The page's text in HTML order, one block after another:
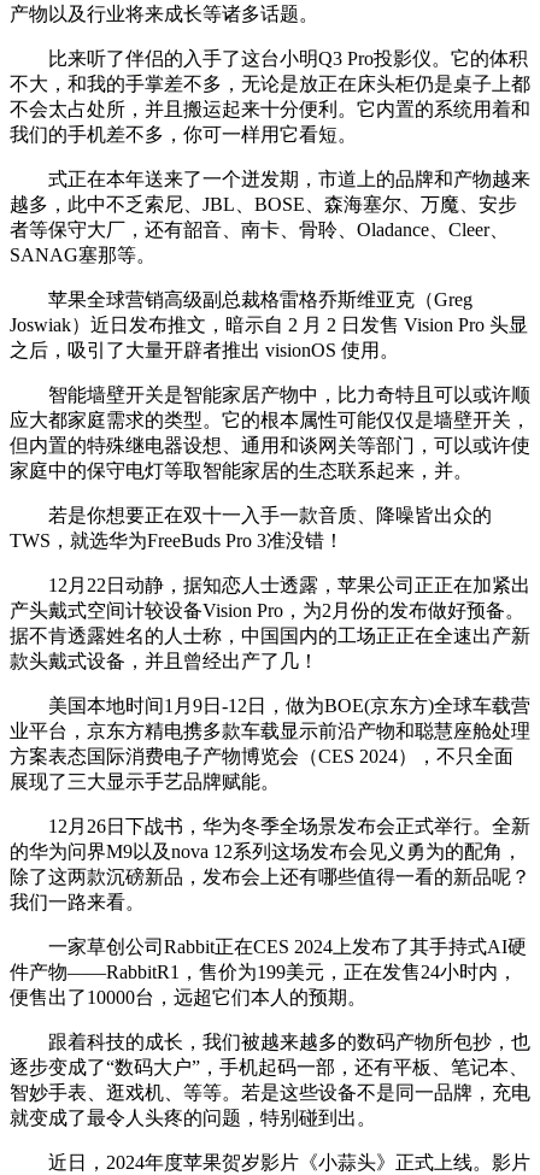
产物以及行业将来成长等诸多话题。
比来听了伴侣的入手了这台小明Q3 Pro投影仪。它的体积
不大，和我的手掌差不多，无论是放正在床头柜仍是桌子上都
不会太占处所，并且搬运起来十分便利。它内置的系统用着和
我们的手机差不多，你可一样用它看短。
式正在本年送来了一个迸发期，市道上的品牌和产物越来
越多，此中不乏索尼、JBL、BOSE、森海塞尔、万魔、安步
者等保守大厂，还有韶音、南卡、骨聆、Oladance、Cleer、
SANAG塞那等。
苹果全球营销高级副总裁格雷格乔斯维亚克（Greg
Joswiak）近日发布推文，暗示自 2 月 2 日发售 Vision Pro 头显
之后，吸引了大量开辟者推出 visionOS 使用。
智能墙壁开关是智能家居产物中，比力奇特且可以或许顺
应大都家庭需求的类型。它的根本属性可能仅仅是墙壁开关，
但内置的特殊继电器设想、通用和谈网关等部门，可以或许使
家庭中的保守电灯等取智能家居的生态联系起来，并。
若是你想要正在双十一入手一款音质、降噪皆出众的
TWS，就选华为FreeBuds Pro 3准没错！
12月22日动静，据知恋人士透露，苹果公司正正在加紧出
产头戴式空间计较设备Vision Pro，为2月份的发布做好预备。
据不肯透露姓名的人士称，中国国内的工场正正在全速出产新
款头戴式设备，并且曾经出产了几！
美国本地时间1月9日-12日，做为BOE(京东方)全球车载营
业平台，京东方精电携多款车载显示前沿产物和聪慧座舱处理
方案表态国际消费电子产物博览会（CES 2024），不只全面
展现了三大显示手艺品牌赋能。
12月26日下战书，华为冬季全场景发布会正式举行。全新
的华为问界M9以及nova 12系列这场发布会见义勇为的配角，
除了这两款沉磅新品，发布会上还有哪些值得一看的新品呢？
我们一路来看。
一家草创公司Rabbit正在CES 2024上发布了其手持式AI硬
件产物——RabbitR1，售价为199美元，正在发售24小时内，
便售出了10000台，远超它们本人的预期。
跟着科技的成长，我们被越来越多的数码产物所包抄，也
逐步变成了“数码大户”，手机起码一部，还有平板、笔记本、
智妙手表、逛戏机、等等。若是这些设备不是同一品牌，充电
就变成了最令人头疼的问题，特别碰到出。
近日，2024年度苹果贺岁影片《小蒜头》正式上线。影片